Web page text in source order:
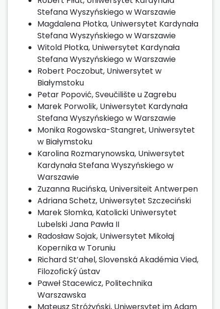
Stefana Wyszyńskiego w Warszawie
Magdalena Płotka, Uniwersytet Kardynała
Stefana Wyszyńskiego w Warszawie
Witold Płotka, Uniwersytet Kardynała
Stefana Wyszyńskiego w Warszawie
Robert Poczobut, Uniwersytet w
Białymstoku
Petar Popović, Sveučilište u Zagrebu
Marek Porwolik, Uniwersytet Kardynała
Stefana Wyszyńskiego w Warszawie
Monika Rogowska-Stangret, Uniwersytet
w Białymstoku
Karolina Rozmarynowska, Uniwersytet
Kardynała Stefana Wyszyńskiego w
Warszawie
Zuzanna Rucińska, Universiteit Antwerpen
Adriana Schetz, Uniwersytet Szczeciński
Marek Słomka, Katolicki Uniwersytet
Lubelski Jana Pawła II
Radosław Sojak, Uniwersytet Mikołaj
Kopernika w Toruniu
Richard St’ahel, Slovenská Akadémia Vied,
Filozofický ústav
Paweł Stacewicz, Politechnika
Warszawska